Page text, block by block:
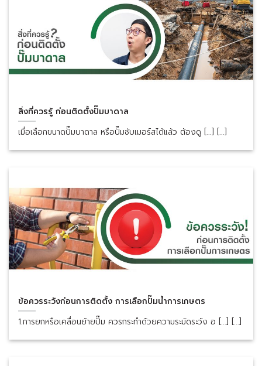
สิ่งที่ควรรู้ ก่อนติดตั้งปั๊มบาดาล
เมื่อเลือกขนาดปั๊มบาดาล หรือปั๊มซับเมอร์สได้แล้ว ต้องดู [...] [...]
ข้อควรระวังก่อนการติดตั้ง การเลือกปั๊มน้ำการเกษตร
1.การยกหรือเคลื่อนย้ายปั๊ม ควรกระทำด้วยความระมัดระวัง อ [...] [...]